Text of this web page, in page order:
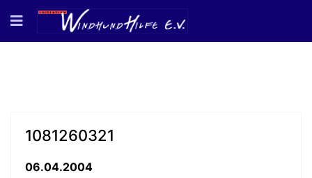
1081260321
06.04.2004